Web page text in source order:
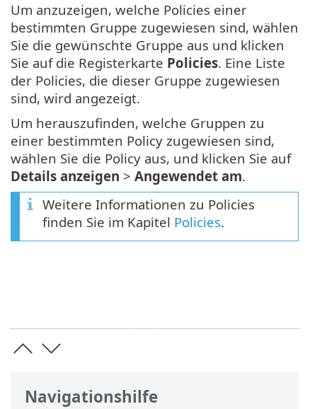
Navigationshilfe
Um anzuzeigen, welche Policies einer
bestimmten Gruppe zugewiesen sind, wählen
Sie die gewünschte Gruppe aus und klicken
Sie auf die Registerkarte Policies. Eine Liste
der Policies, die dieser Gruppe zugewiesen
sind, wird angezeigt.
Um herauszufinden, welche Gruppen zu
einer bestimmten Policy zugewiesen sind,
wählen Sie die Policy aus, und klicken Sie auf
Details anzeigen > Angewendet am.
Weitere Informationen zu Policies
finden Sie im Kapitel Policies.